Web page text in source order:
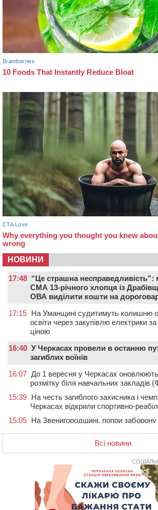
НОВИНИ
17:48 “Це страшна несправедливість”:
СМА 13-річного хлопця із
ОВА виділити кошти на
17:15 На Уманщині судитимуть колишню
освіти через закупівлю електрики
ціною
16:40 У Черкасах провели в останню
загиблих воїнів
16:07 До 1 вересня у Черкасах
розмітку біля навчальних
15:39 На честь загиблого захисника і
Черкасах відкрили спортивно-
15:05 На Звенигородщині, попри заборону
У Каневі аномальна спека призвела
роботі електромереж та
На Черкащині намолотили перший
зерна нового врожаю
На Кам’янщині сталася масштабна
сміттєзвалища
Всі новини